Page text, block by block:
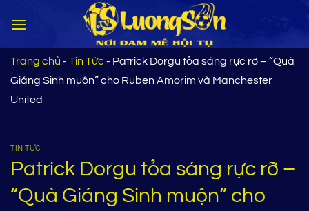
qua
dung
Trang chủ - Tin Tức - Patrick Dorgu tỏa sáng rực rỡ – “Quà
Giáng Sinh muộn” cho Ruben Amorim và Manchester
United
TIN TỨC
Patrick Dorgu tỏa sáng rực rỡ –
“Quà Giáng Sinh muộn” cho